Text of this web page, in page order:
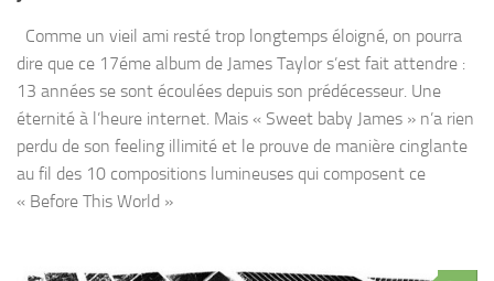
Comme un vieil ami resté trop longtemps éloigné, on pourra
dire que ce 17éme album de James Taylor s’est fait attendre :
13 années se sont écoulées depuis son prédécesseur. Une
éternité à l’heure internet. Mais « Sweet baby James » n’a rien
perdu de son feeling illimité et le prouve de manière cinglante
au fil des 10 compositions lumineuses qui composent ce
« Before This World »